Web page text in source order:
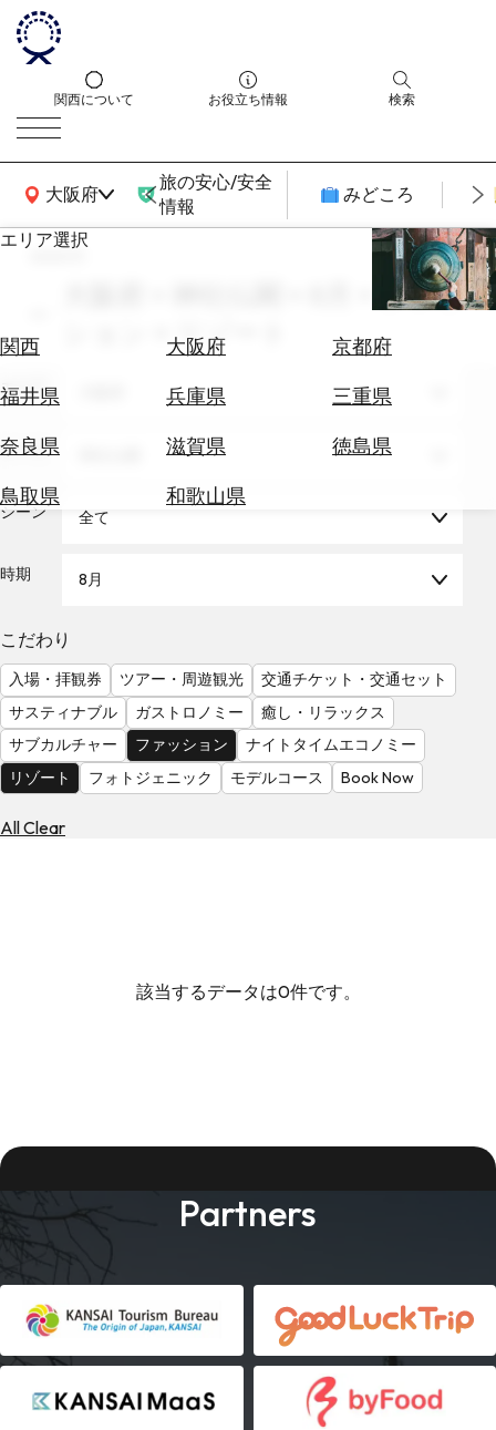
関西について お役立ち情報 検索
大阪府
関西広域MAP
旅の安心/安全
情報
みどころ
エリア選択
関西 大阪府
京都府
福井県
兵庫県
三重県
奈良県
滋賀県
徳島県
鳥取県
和歌山県
エ
券
テ
を
る
気
を
見
る
search
大阪府 × 神社仏閣 × 8月 × ファッ
ション × リゾート
エリア
テーマ
シーン 全て
時期 8月
こだわり
入場・拝観券 ツアー・周遊観光
交通チケット・交通セット
サスティナブル
ガストロノミー
癒し・リラックス
サブカルチャー
ファッション
ナイトタイムエコノミー
リゾート
フォトジェニック モデルコース Book Now
All Clear
該当するデータは0件です。
Partners